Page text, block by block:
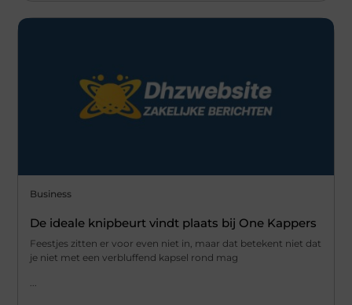
Business
De ideale knipbeurt vindt plaats bij One Kappers
Feestjes zitten er voor even niet in, maar dat betekent niet dat
je niet met een verbluffend kapsel rond mag
...